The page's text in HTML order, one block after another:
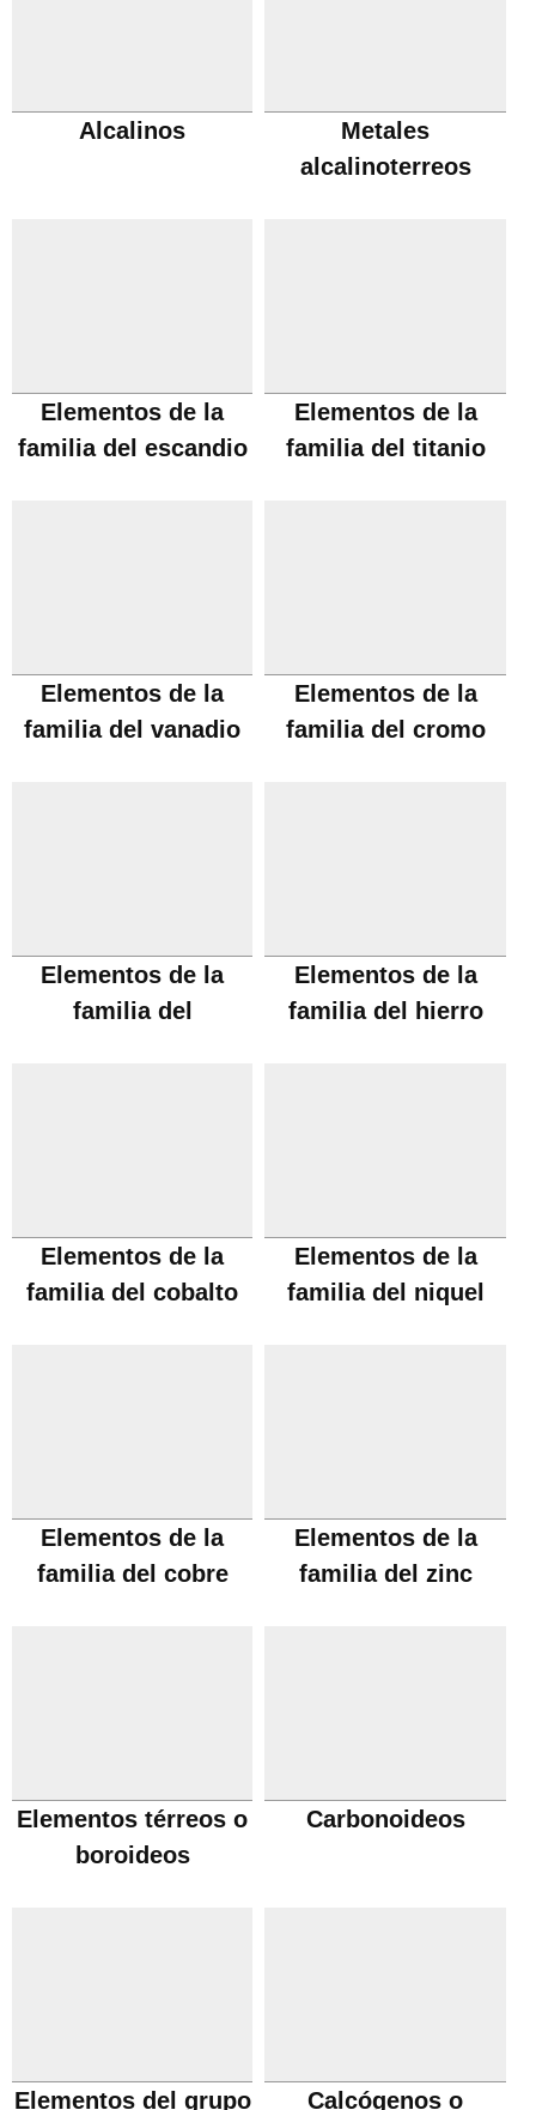
Alcalinos
Metales
alcalinoterreos
Elementos de la
familia del escandio
Elementos de la
familia del titanio
Elementos de la
familia del vanadio
Elementos de la
familia del cromo
Elementos de la
familia del
Elementos de la
familia del hierro
Elementos de la
familia del cobalto
Elementos de la
familia del niquel
Elementos de la
familia del cobre
Elementos de la
familia del zinc
Elementos térreos o
boroideos
Carbonoideos
Elementos del grupo
Calcógenos o